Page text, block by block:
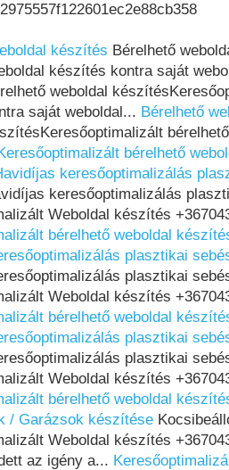
készítés Bérelhető
készítés kontra saját
weboldal
saját weboldal... Bérelhető
bérelhető
keresőoptimalizálás
keresőoptimalizálás
Weboldal készítés
bérelhető weboldal
plasztikai
plasztikai
Weboldal készítés
bérelhető weboldal
plasztikai
plasztikai
Weboldal készítés
bérelhető weboldal
/ Garázsok készítése
Weboldal készítés
az igény a...